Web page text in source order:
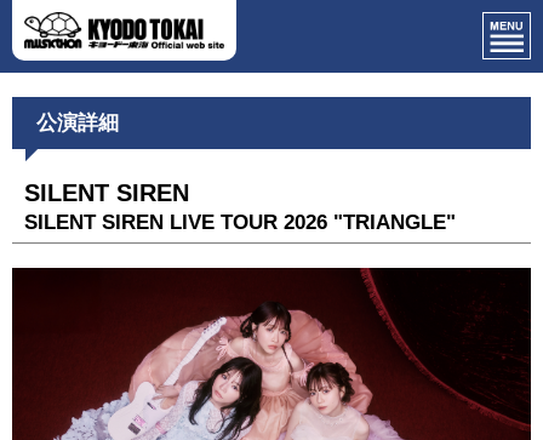
公演詳細
SILENT SIREN
SILENT SIREN LIVE TOUR 2026 "TRIANGLE"